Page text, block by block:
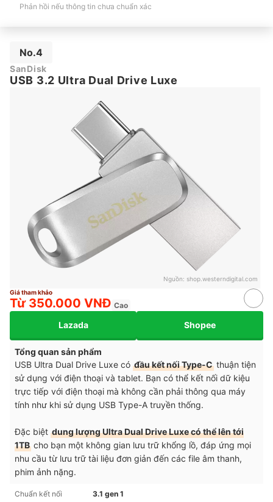
Phản hồi nếu thông tin chưa chuẩn xác
No.4
SanDisk
USB 3.2 Ultra Dual Drive Luxe
Nguồn: shop.westerndigital.com
Giá tham khảo
Từ 350.000 VNĐ Cao
Lazada Shopee
Tổng quan sản phẩm
USB Ultra Dual Drive Luxe có đầu kết nối Type-C thuận tiện
sử dụng với điện thoại và tablet. Bạn có thể kết nối dữ kiệu
trực tiếp với điện thoại mà không cần phải thông qua máy
tính như khi sử dụng USB Type-A truyền thống.
Đặc biệt dung lượng Ultra Dual Drive Luxe có thể lên tới
1TB cho bạn một không gian lưu trữ khổng lồ, đáp ứng mọi
nhu cầu từ lưu trữ tài liệu đơn giản đến các file âm thanh,
phim ảnh nặng.
Chuẩn kết nối 3.1 gen 1